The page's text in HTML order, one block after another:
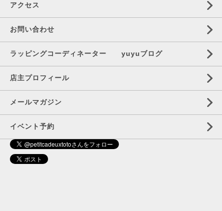
アクセス
お問い合わせ
ラッピングコーディネーター yuyuブログ
店主プロフィール
メールマガジン
イベント予約